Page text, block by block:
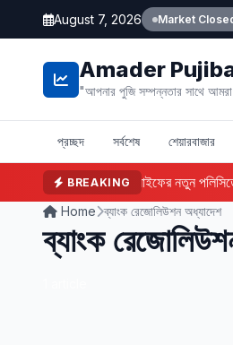
August 7, 2026 Market
Amader
"আপনার পুজি সম্পন্নতার সাথে আমরা
প্রচ্ছদ সর্বশেষ শেয়ারবাজার
BREAKING
ফারইস্ট ইসলামী লাইফের নতুন পলিসিতে
Home ব্যাংক রেজোলিউশন অধ্যাদেশ
ব্যাংক